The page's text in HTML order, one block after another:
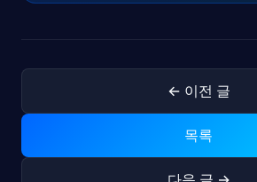
← 이전 글
목록